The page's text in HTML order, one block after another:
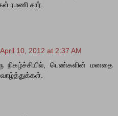
ரமணி சார்.
April 10, 2012 at 2:37 AM
நிகழ்ச்சியில், பெண்களின் மனதை